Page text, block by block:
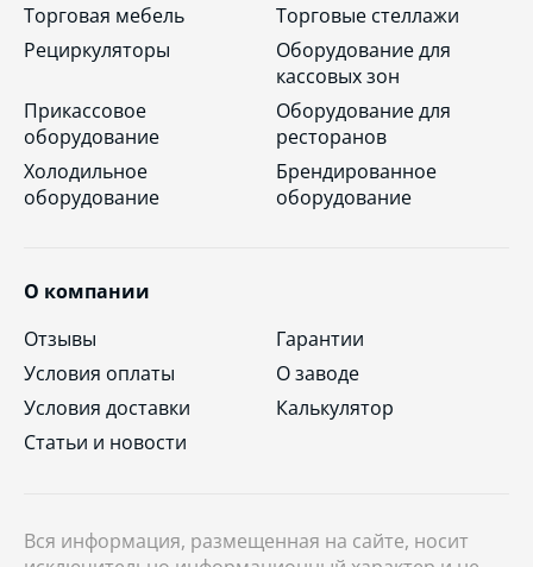
Торговая мебель
Торговые стеллажи
Рециркуляторы
Оборудование для
кассовых зон
Прикассовое
оборудование
Оборудование для
ресторанов
Холодильное
оборудование
Брендированное
оборудование
О компании
Отзывы
Гарантии
Условия оплаты
О заводе
Условия доставки
Калькулятор
Статьи и новости
Вся информация, размещенная на сайте, носит